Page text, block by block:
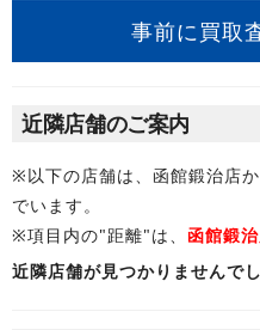
事前に買取
近隣店舗のご案内
※以下の店舗は、函館鍛治店
でいます。
※項目内の"距離"は、 函館鍛
近隣店舗が見つかりませんでし